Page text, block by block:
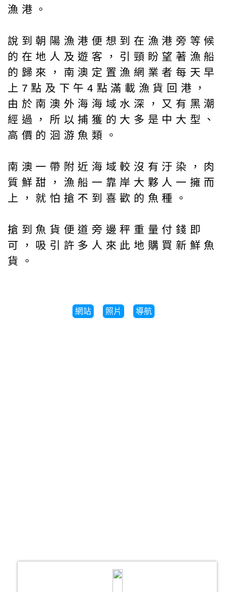
漁港。
說到朝陽漁港便想到在漁港旁等候
的在地人及遊客，引頸盼望著漁船
的歸來，南澳定置漁網業者每天早
上7點及下午4點滿載漁貨回港，
由於南澳外海海域水深，又有黑潮
經過，所以捕獲的大多是中大型、
高價的洄游魚類。
南澳一帶附近海域較沒有汙染，肉
質鮮甜，漁船一靠岸大夥人一擁而
上，就怕搶不到喜歡的魚種。
搶到魚貨便道旁邊秤重量付錢即
可，吸引許多人來此地購買新鮮魚
貨。
網站 照片 導航